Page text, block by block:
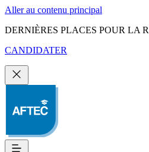
Aller au contenu principal
DERNIÈRES PLACES POUR LA
CANDIDATER